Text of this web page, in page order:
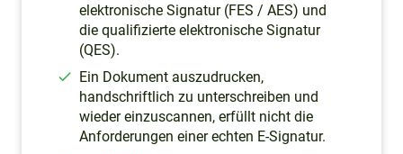
elektronische Signatur (FES / AES) und
die qualifizierte elektronische Signatur
(QES).
Ein Dokument auszudrucken,
handschriftlich zu unterschreiben und
wieder einzuscannen, erfüllt nicht die
Anforderungen einer echten E-Signatur.